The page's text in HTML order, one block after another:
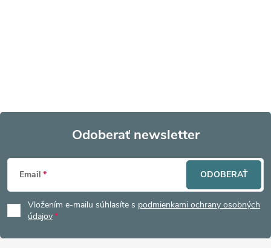
Z
á
p
Odoberať newsletter
Email
Vložením e-mailu súhlasíte s podmienkami ochrany osobných
údajov
ODOBERAŤ